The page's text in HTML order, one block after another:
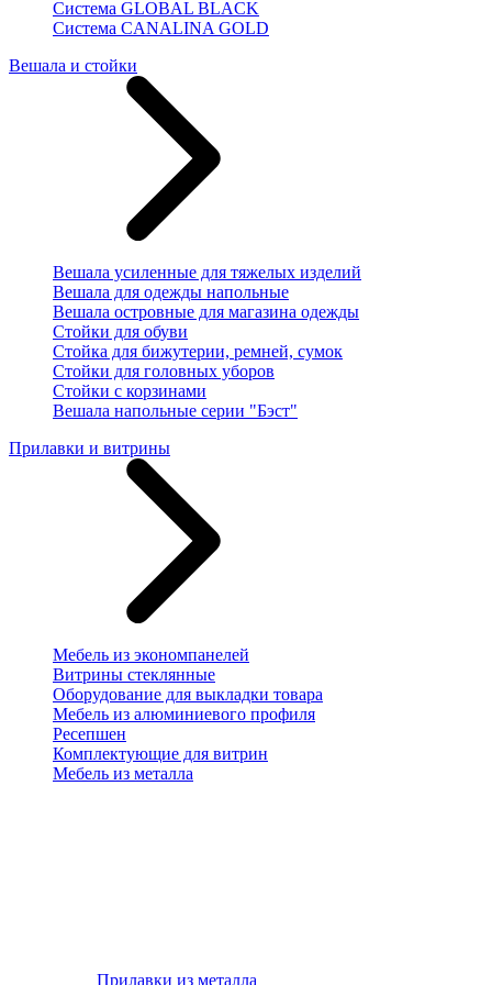
Система GLOBAL BLACK
Система CANALINA GOLD
Вешала и стойки
Вешала усиленные для тяжелых изделий
Вешала для одежды напольные
Вешала островные для магазина одежды
Стойки для обуви
Стойка для бижутерии, ремней, сумок
Стойки для головных уборов
Стойки с корзинами
Вешала напольные серии "Бэст"
Прилавки и витрины
Мебель из экономпанелей
Витрины стеклянные
Оборудование для выкладки товара
Мебель из алюминиевого профиля
Ресепшен
Комплектующие для витрин
Мебель из металла
Прилавки из металла